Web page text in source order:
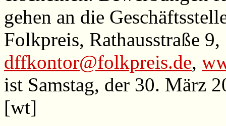
gehen an die
Folkpreis, Rathausstraße
dffkontor@folkpreis.de,
ist Samstag, der 30. März
[wt]